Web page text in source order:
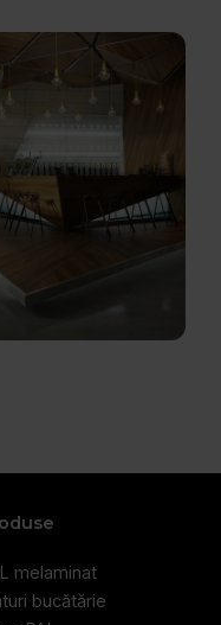
melaminat
bucătărie
lasă la greu.